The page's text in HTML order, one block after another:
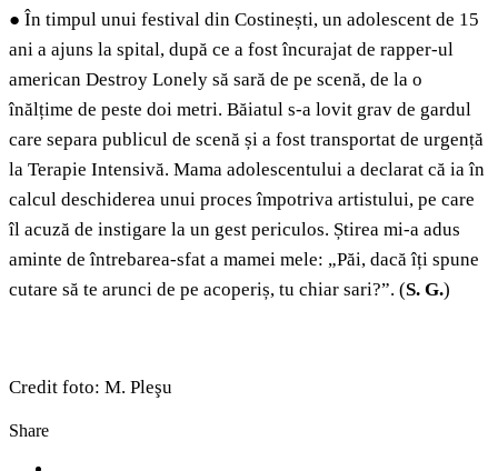
● În timpul unui festival din Costinești, un adolescent de 15
ani a ajuns la spital, după ce a fost încurajat de rapper-ul
american Destroy Lonely să sară de pe scenă, de la o
înălțime de peste doi metri. Băiatul s-a lovit grav de gardul
care separa publicul de scenă și a fost transportat de urgență
la Terapie Intensivă. Mama adolescentului a declarat că ia în
calcul deschiderea unui proces împotriva artistului, pe care
îl acuză de instigare la un gest periculos. Știrea mi-a adus
aminte de întrebarea-sfat a mamei mele: „Păi, dacă îți spune
cutare să te arunci de pe acoperiș, tu chiar sari?”. (S. G.)
Credit foto: M. Pleşu
Share